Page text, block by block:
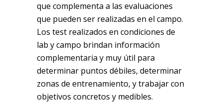
que complementa a las evaluaciones
que pueden ser realizadas en el campo.
Los test realizados en condiciones de
lab y campo brindan información
complementaria y muy útil para
determinar puntos débiles, determinar
zonas de entrenamiento, y trabajar con
objetivos concretos y medibles.